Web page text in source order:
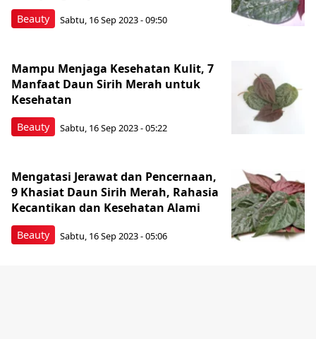
Beauty Sabtu, 16 Sep 2023 - 09:50
Beauty
Mampu Menjaga Kesehatan Kulit, 7
Manfaat Daun Sirih Merah untuk
Kesehatan
Sabtu, 16 Sep 2023 - 05:22
Beauty
Mengatasi Jerawat dan Pencernaan,
9 Khasiat Daun Sirih Merah, Rahasia
Kecantikan dan Kesehatan Alami
Sabtu, 16 Sep 2023 - 05:06